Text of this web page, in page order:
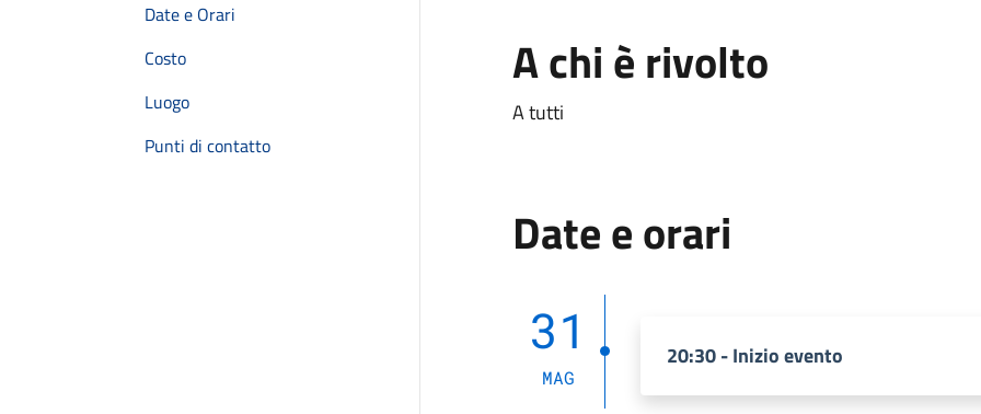
Date e Orari
Costo
Luogo
Punti di contatto
A chi è rivolto
A tutti
Date e orari
31
MAG
20:30 - Inizio evento